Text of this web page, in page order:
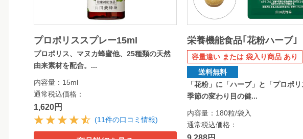
プロポリススプレー15ml
プロポリス、マヌカ蜂蜜他、25種類の天然
由来素材を配合。...
内容量：15ml
通常税込価格：
1,620円
(11件の口コミ情報)
栄養機能食品｢花粉ハーブ｣
容量違い または 袋入り商品 あり
送料無料
「花粉」に「ハーブ」と「プロポ
季節の変わり目の健...
内容量：180粒/袋入
通常税込価格：